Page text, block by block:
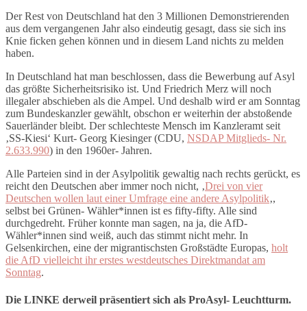
Der Rest von Deutschland hat den 3 Millionen Demonstrierenden
aus dem vergangenen Jahr also eindeutig gesagt, dass sie sich ins
Knie ficken gehen können und in diesem Land nichts zu melden
haben.
In Deutschland hat man beschlossen, dass die Bewerbung auf Asyl
das größte Sicherheitsrisiko ist. Und Friedrich Merz will noch
illegaler abschieben als die Ampel. Und deshalb wird er am Sonntag
zum Bundeskanzler gewählt, obschon er weiterhin der abstoßende
Sauerländer bleibt. Der schlechteste Mensch im Kanzleramt seit
‚SS-Kiesi‘ Kurt- Georg Kiesinger (CDU, NSDAP Mitglieds- Nr.
2.633.990) in den 1960er- Jahren.
Alle Parteien sind in der Asylpolitik gewaltig nach rechts gerückt, es
reicht den Deutschen aber immer noch nicht, ‚Drei von vier
Deutschen wollen laut einer Umfrage eine andere Asylpolitik‚,
selbst bei Grünen- Wähler*innen ist es fifty-fifty. Alle sind
durchgedreht. Früher konnte man sagen, na ja, die AfD-
Wähler*innen sind weiß, auch das stimmt nicht mehr. In
Gelsenkirchen, eine der migrantischsten Großstädte Europas, holt
die AfD vielleicht ihr erstes westdeutsches Direktmandat am
Sonntag.
Die LINKE derweil präsentiert sich als ProAsyl- Leuchtturm.